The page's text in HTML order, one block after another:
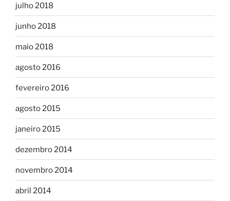
julho 2018
junho 2018
maio 2018
agosto 2016
fevereiro 2016
agosto 2015
janeiro 2015
dezembro 2014
novembro 2014
abril 2014